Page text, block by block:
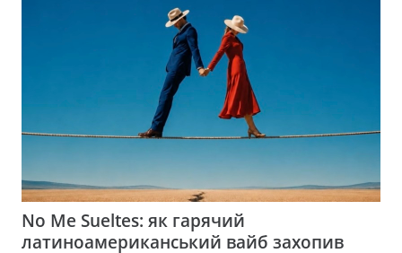
No Me Sueltes: як гарячий
латиноамериканський вайб захопив